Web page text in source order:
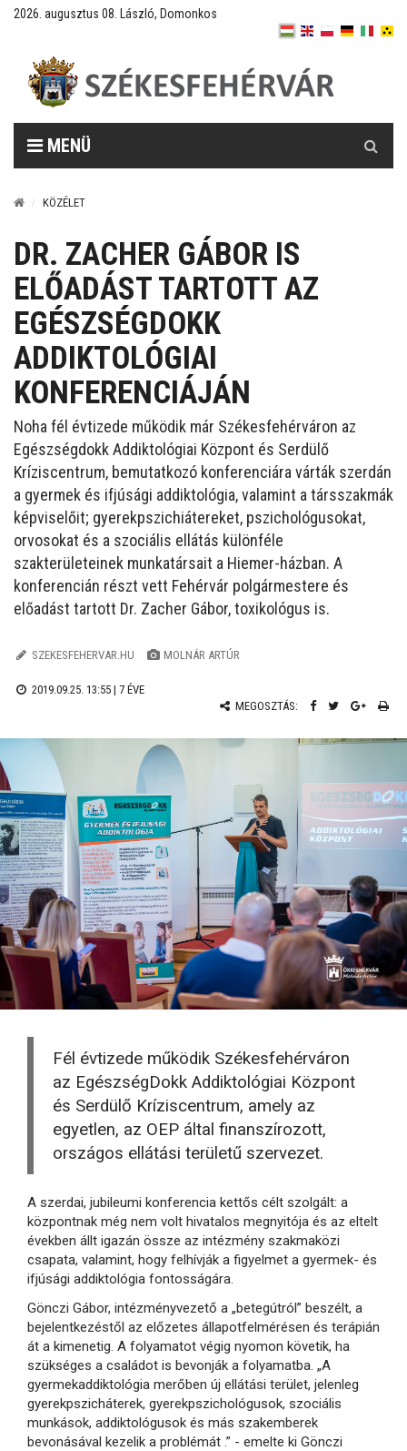
2026. augusztus 08. László, Domonkos
MENÜ
KÖZÉLET
DR. ZACHER GÁBOR IS
ELŐADÁST TARTOTT AZ
EGÉSZSÉGDOKK
ADDIKTOLÓGIAI
KONFERENCIÁJÁN
Noha fél évtizede működik már Székesfehérváron az
Egészségdokk Addiktológiai Központ és Serdülő
Kríziscentrum, bemutatkozó konferenciára várták szerdán
a gyermek és ifjúsági addiktológia, valamint a társszakmák
képviselőit; gyerekpszichiátereket, pszichológusokat,
orvosokat és a szociális ellátás különféle
szakterületeinek munkatársait a Hiemer-házban. A
konferencián részt vett Fehérvár polgármestere és
előadást tartott Dr. Zacher Gábor, toxikológus is.
SZEKESFEHERVAR.HU MOLNÁR ARTÚR
2019.09.25. 13:55 | 7 ÉVE
MEGOSZTÁS:
Fél évtizede működik Székesfehérváron
az EgészségDokk Addiktológiai Központ
és Serdülő Kríziscentrum, amely az
egyetlen, az OEP által finanszírozott,
országos ellátási területű szervezet.
A szerdai, jubileumi konferencia kettős célt szolgált: a
központnak még nem volt hivatalos megnyitója és az eltelt
években állt igazán össze az intézmény szakmaközi
csapata, valamint, hogy felhívják a figyelmet a gyermek- és
ifjúsági addiktológia fontosságára.
Gönczi Gábor, intézményvezető a „betegútról” beszélt, a
bejelentkezéstől az előzetes állapotfelmérésen és terápián
át a kimenetig. A folyamatot végig nyomon követik, ha
szükséges a családot is bevonják a folyamatba. „A
gyermekaddiktológia merőben új ellátási terület, jelenleg
gyerekpszicháterek, gyerekpszichológusok, szociális
munkások, addiktológusok és más szakemberek
bevonásával kezelik a problémát .” - emelte ki Gönczi